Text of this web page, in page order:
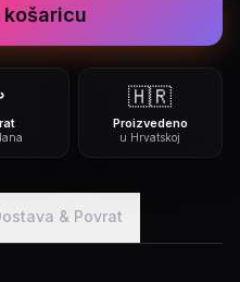
🇭🇷
Proizvedeno
u Hrvatskoj
& Povrat